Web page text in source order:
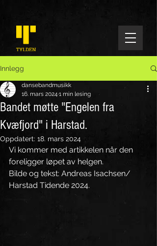
Innlegg
Bandet møtte "Engelen fra
Kvæfjord" i Harstad.
dansebandmusikk
16. mars 2024 1 min lesing
Oppdatert: 18. mars 2024
Vi kommer med artikkelen når den
foreligger løpet av helgen.
Bilde og tekst: Andreas Isachsen/
Harstad Tidende 2024.